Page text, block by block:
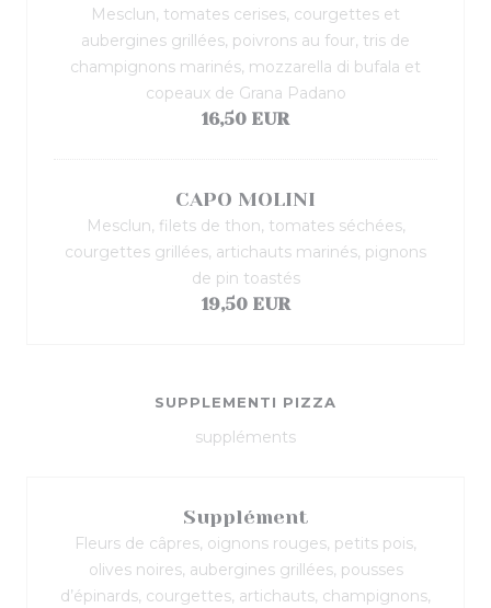
Mesclun, tomates cerises, courgettes et
aubergines grillées, poivrons au four, tris de
champignons marinés, mozzarella di bufala et
copeaux de Grana Padano
16,50 EUR
CAPO MOLINI
Mesclun, filets de thon, tomates séchées,
courgettes grillées, artichauts marinés, pignons
de pin toastés
19,50 EUR
SUPPLEMENTI PIZZA
suppléments
Supplément
Fleurs de câpres, oignons rouges, petits pois,
olives noires, aubergines grillées, pousses
d’épinards, courgettes, artichauts, champignons,